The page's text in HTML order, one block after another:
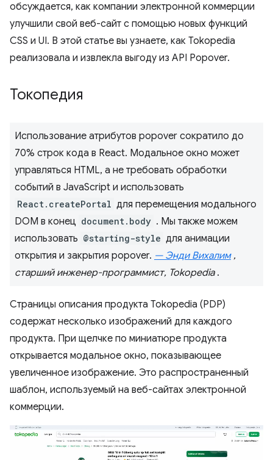
обсуждается, как компании электронной коммерции
улучшили свой веб-сайт с помощью новых функций
CSS и UI. В этой статье вы узнаете, как Tokopedia
реализовала и извлекла выгоду из API Popover.
Токопедия
Использование атрибутов popover сократило до
70% строк кода в React. Модальное окно может
управляться HTML, а не требовать обработки
событий в JavaScript и использовать
React.createPortal для перемещения модального
DOM в конец document.body . Мы также можем
использовать @starting-style для анимации
открытия и закрытия popover. — Энди Вихалим,
старший инженер-программист, Tokopedia.
Страницы описания продукта Tokopedia (PDP)
содержат несколько изображений для каждого
продукта. При щелчке по миниатюре продукта
открывается модальное окно, показывающее
увеличенное изображение. Это распространенный
шаблон, используемый на веб-сайтах электронной
коммерции.